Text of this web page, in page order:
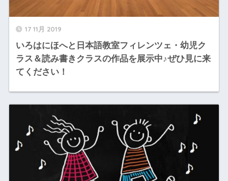
17 11月 2019
いろはにほへと日本語教室フィレンツェ・幼児ク
ラス＆読み書きクラスの作品を展示中♪ぜひ見に来
てください！